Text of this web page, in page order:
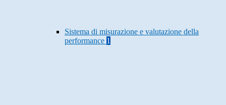
Sistema di misurazione e valutazione della
performance 1